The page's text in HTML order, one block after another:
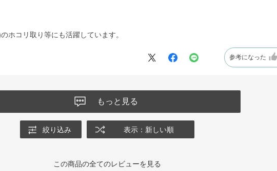
ホコリ取り等にも活躍しています。
参考になった
もっと見る
絞り込み 表示：新しい順
この商品の全てのレビューを見る